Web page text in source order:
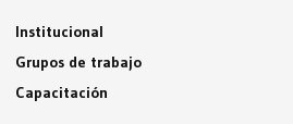
Institucional
Grupos de trabajo
Capacitación